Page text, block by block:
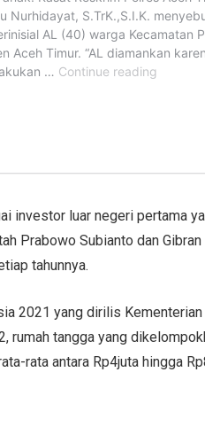
investor luar negeri pertama
Prabowo Subianto dan Gibran
tahunnya.
2021 yang dirilis Kementerian
rumah tangga yang
rata antara Rp4juta hingga